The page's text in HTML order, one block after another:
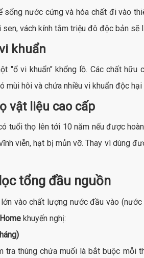
nước cứng và hóa chất đi vào
vách kính tắm triệu đô độc bản
khuẩn
"ổ vi khuẩn" khổng lồ. Các chất
mùi hôi và chứa nhiều vi khuẩn độc
vật liệu cao cấp
tuổi thọ lên tới 10 năm nếu được
viễn, hạt bị mủn vỡ. Thay vì dùng
tổng đầu nguồn
vào chất lượng nước đầu vào
khuyến nghị:
thùng chứa muối là bắt buộc